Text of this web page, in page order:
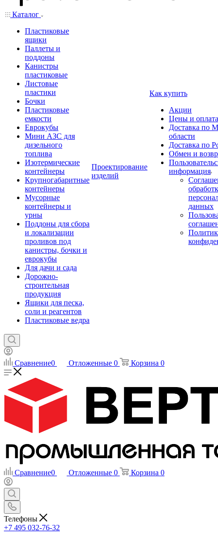
Каталог
Пластиковые
ящики
Паллеты и
поддоны
Канистры
пластиковые
Листовые
пластики
Бочки
Пластиковые
емкости
Еврокубы
Мини АЗС для
дизельного
топлива
Изотермические
контейнеры
Крупногабаритные
контейнеры
Мусорные
контейнеры и
урны
Поддоны для сбора
и локализации
проливов под
канистры, бочки и
еврокубы
Для дачи и сада
Дорожно-
строительная
продукция
Ящики для песка,
соли и реагентов
Пластиковые ведра
Проектирование
изделий
Как купить
Акции
Цены и оплата
Доставка по
области
Доставка по
Обмен и
информация
данных
Сравнение0 Отложенные 0 Корзина 0
Сравнение0 Отложенные 0 Корзина 0
Телефоны
+7 495 032-76-32